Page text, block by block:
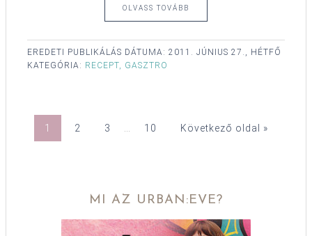
OLVASS TOVÁBB
EREDETI PUBLIKÁLÁS DÁTUMA: 2011. JÚNIUS 27., HÉTFŐ
KATEGÓRIA: RECEPT, GASZTRO
1 2 3 10 Következő oldal »
MI AZ URBAN:EVE?